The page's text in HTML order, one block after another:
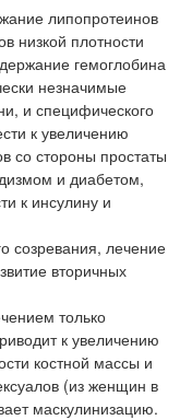
липопротеинов
низкой плотности
гемоглобина
незначимые
и специфического
к увеличению
со стороны простаты
и диабетом,
к инсулину и
созревания, лечение
вторичных
только
к увеличению
костной массы и
(из женщин в
маскулинизацию.